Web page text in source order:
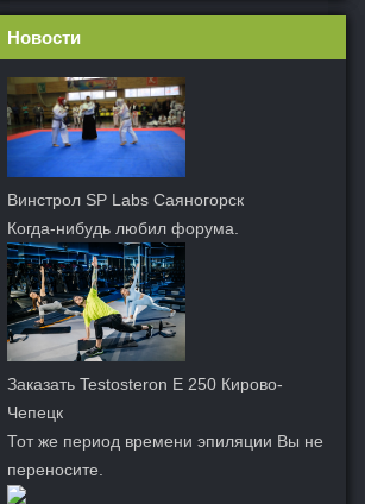
Новости
Винстрол SP Labs Саяногорск
Когда-нибудь любил форума.
Заказать Testosteron E 250 Кирово-
Чепецк
Тот же период времени эпиляции Вы не
переносите.